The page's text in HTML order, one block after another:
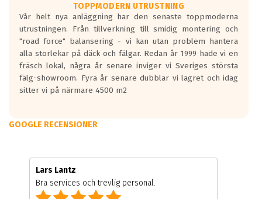
TOPPMODERN UTRUSTNING
Vår helt nya anläggning har den senaste toppmoderna
utrustningen. Från tillverkning till smidig montering och
"road force" balansering - vi kan utan problem hantera
alla storlekar på däck och fälgar. Redan år 1999 hade vi en
fräsch lokal, några år senare inviger vi Sveriges största
fälg-showroom. Fyra år senare dubblar vi lagret och idag
sitter vi på närmare 4500 m2
GOOGLE RECENSIONER
Lars Lantz
Bra services och trevlig personal.